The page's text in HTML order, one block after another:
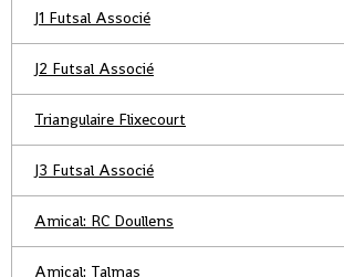
J1 Futsal Associé
J2 Futsal Associé
Triangulaire Flixecourt
J3 Futsal Associé
Amical: RC Doullens
Amical: Talmas